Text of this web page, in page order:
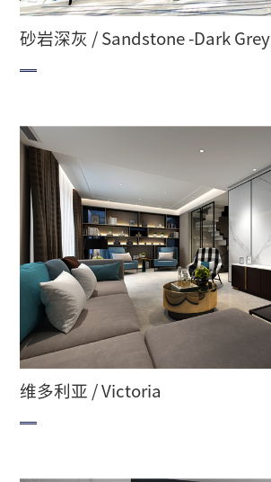
砂岩深灰 / Sandstone -Dark Grey
维多利亚 / Victoria